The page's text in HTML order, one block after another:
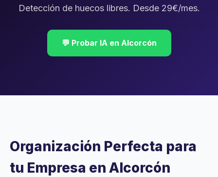
Detección de huecos libres. Desde 29€/mes.
💬 Probar IA en Alcorcón
Organización Perfecta para
tu Empresa en Alcorcón